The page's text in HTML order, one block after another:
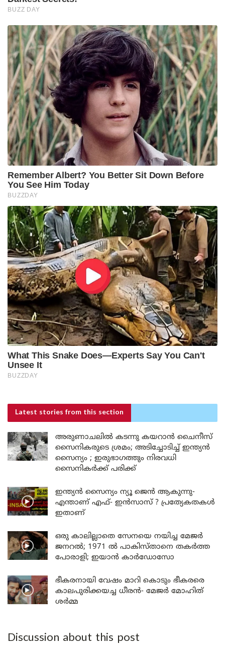
Latest stories from this section
അരുണാചലിൽ കടന്നു കയറാൻ ചൈനീസ്
സൈനികരുടെ ശ്രമം; അടിച്ചോടിച്ച് ഇന്ത്യൻ
സൈന്യം ; ഇരുഭാഗത്തും നിരവധി
സൈനികർക്ക് പരിക്ക്
ഇന്ത്യൻ സൈന്യം ന്യൂ ജെൻ ആകുന്നു-
എന്താണ് എഫ്- ഇൻസാസ് ? പ്രത്യേകതകൾ
ഇതാണ്
ഒരു കാലില്ലാതെ സേനയെ നയിച്ച മേജർ
ജനറൽ; 1971 ൽ പാകിസ്താനെ തകർത്ത
പോരാളി; ഇയാൻ കാർഡോസോ
ഭീകരനായി വേഷം മാറി കൊടും ഭീകരരെ
കാലപുരിക്കയച്ച ധീരൻ- മേജർ മോഹിത്
ശർമ്മ
Discussion about this post